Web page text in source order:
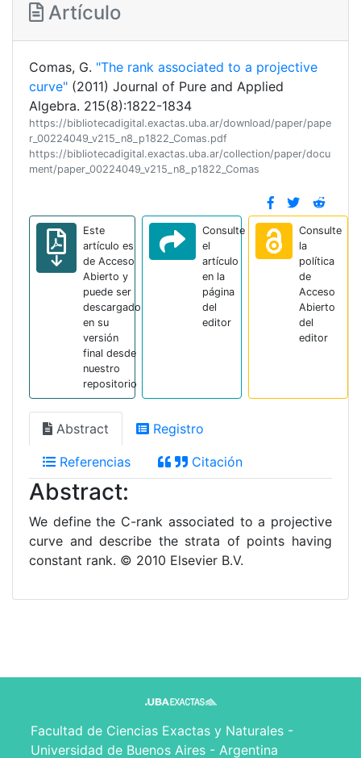
Artículo
Comas, G. "The rank associated to a projective
curve" (2011) Journal of Pure and Applied
Algebra. 215(8):1822-1834
https://bibliotecadigital.exactas.uba.ar/download/paper/pape
r_00224049_v215_n8_p1822_Comas.pdf
https://bibliotecadigital.exactas.uba.ar/collection/paper/docu
ment/paper_00224049_v215_n8_p1822_Comas
Este
artículo es
de Acceso
Abierto y
puede ser
descargado
en su
versión
final desde
nuestro
repositorio
Consulte
el
artículo
en la
página
del
editor
Consulte
la
política
de
Acceso
Abierto
del
editor
Abstract Registro
Referencias Citación
Abstract:
We define the C-rank associated to a projective
curve and describe the strata of points having
constant rank. © 2010 Elsevier B.V.
Facultad de Ciencias Exactas y Naturales -
Universidad de Buenos Aires - Argentina